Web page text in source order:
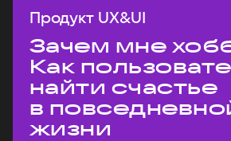
Продукт UX&UI
Зачем мне
Как
найти счастье
в
жизни